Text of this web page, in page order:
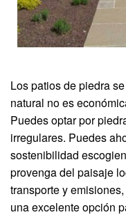
Los patios de piedra
natural no es
Puedes optar por
irregulares. Puedes
sostenibilidad
provenga del paisaje
transporte y
una excelente opción